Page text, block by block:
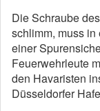
Die Schraube
schlimm, muss in
einer
Feuerwehrleute
den Havaristen
Düsseldorfer